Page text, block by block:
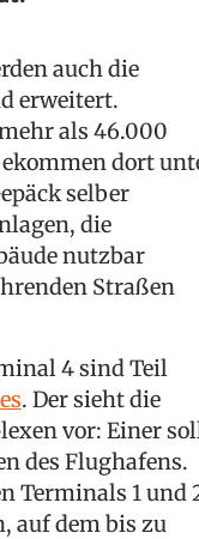
auch die
erweitert.
als 46.000
dort
selber
die
nutzbar
Straßen
4 sind Teil
. Der sieht die
vor: Einer
des Flughafens.
Terminals 1 und
auf dem bis zu